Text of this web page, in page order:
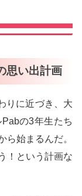
思い出計画
りに近づき、大
の3年生たち
ら始まるんだ。
！という計画な